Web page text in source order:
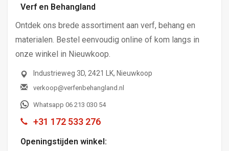
Verf en Behangland
Ontdek ons brede assortiment aan verf, behang en
materialen. Bestel eenvoudig online of kom langs in
onze winkel in Nieuwkoop.
Industrieweg 3D, 2421 LK, Nieuwkoop
verkoop@verfenbehangland.nl
Whatsapp 06 213 030 54
+31 172 533 276
Openingstijden winkel: